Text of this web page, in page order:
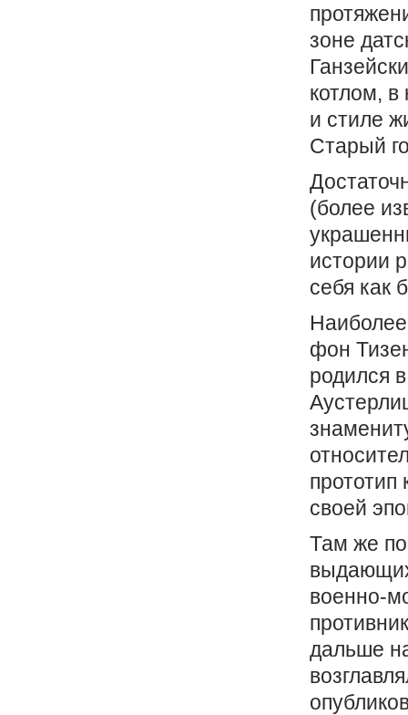
зоне
котлом,
и стиле
Старый
(более
истории
себя как
фон
родился
прототип
своей
Там же
военно-
дальше